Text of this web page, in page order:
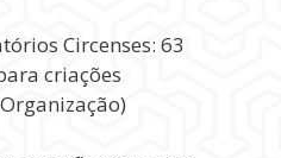
Circenses: 63
criações